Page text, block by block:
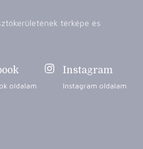
térképe és
oldalam
Instagram
Instagram oldalam